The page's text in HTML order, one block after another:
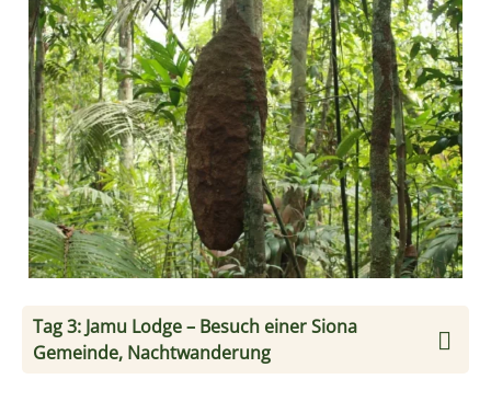
Tag 3: Jamu Lodge – Besuch einer Siona
Gemeinde, Nachtwanderung